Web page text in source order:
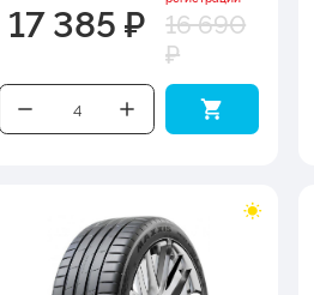
17 385 ₽ 16 690
₽